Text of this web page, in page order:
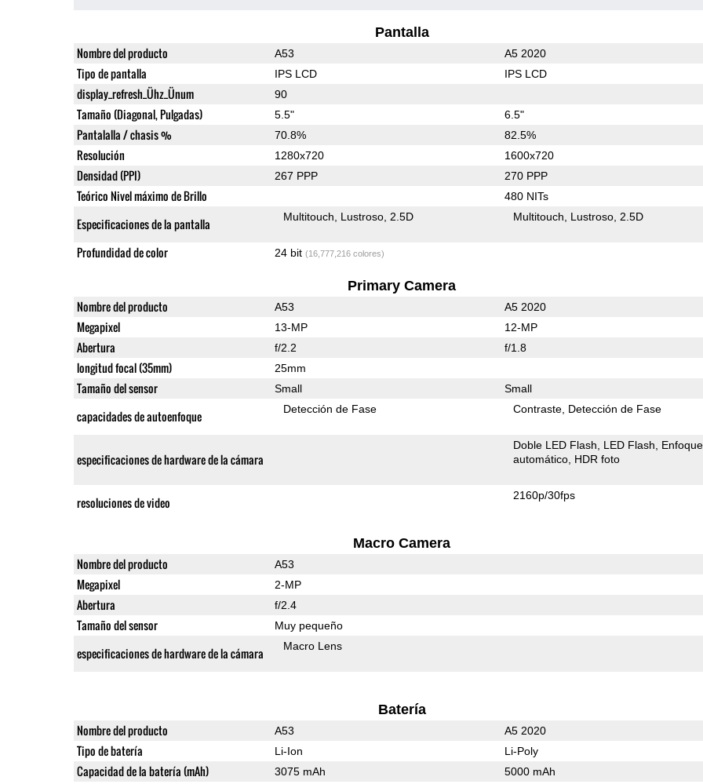
Pantalla
Nombre del producto A53 A5 2020
Tipo de pantalla IPS LCD IPS LCD
display_refresh_Ühz_Ünum 90
Tamaño (Diagonal, Pulgadas) 5.5" 6.5"
Pantalalla / chasis % 70.8% 82.5%
Resolución 1280x720 1600x720
Densidad (PPI) 267 PPP 270 PPP
Teórico Nivel máximo de Brillo 480 NITs
Especificaciones de la pantalla Multitouch Lustroso 2.5D Multitouch Lustroso 2.5D
Profundidad de color 24 bit (16,777,216 colores)
Primary Camera
Nombre del producto A53 A5 2020
Megapixel 13-MP 12-MP
Abertura f/2.2 f/1.8
longitud focal (35mm) 25mm
Tamaño del sensor Small Small
capacidades de autoenfoque Detección de Fase Contraste Detección de Fase
especificaciones de hardware de la cámara
Doble LED Flash LED Flash
Enfoque
automático HDR foto
resoluciones de video 2160p/30fps
Macro Camera
Nombre del producto A53
Megapixel 2-MP
Abertura f/2.4
Tamaño del sensor Muy pequeño
especificaciones de hardware de la cámara Macro Lens
Batería
Nombre del producto A53 A5 2020
Tipo de batería Li-Ion Li-Poly
Capacidad de la batería (mAh) 3075 mAh 5000 mAh